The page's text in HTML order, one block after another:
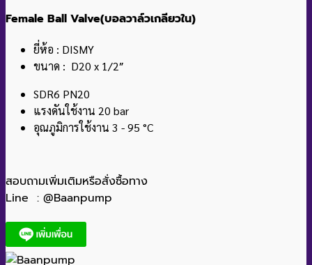
Female Ball Valve(บอลวาล์วเกลียวใน)
ยี่ห้อ : DISMY
ขนาด : D20 x 1/2″
SDR6 PN20
แรงดันใช้งาน 20 bar
อุณภูมิการใช้งาน 3 - 95 °C
สอบถามเพิ่มเติมหรือสั่งซื้อทาง
Line : @Baanpump